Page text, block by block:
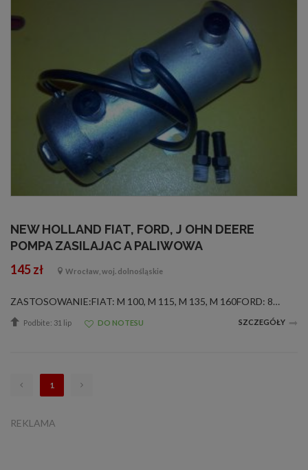
NEW HOLLAND FIAT, FORD, J OHN DEERE
POMPA ZASILAJAC A PALIWOWA
145 zł Wrocław, woj. dolnośląskie
ZASTOSOWANIE:FIAT: M 100, M 115, M 135, M 160FORD: 8160, 8260, 8360, 8560JOHN DEERE: 925, 935, 945, 952, 955, 965, 968, 975, 985, 1032, 1042, 1052, 1055, 1065, 1068, 1072, 1075OE:AZ27951, AR67543, 82006984Jesli potrzebna wysyłka ,to nie ma problemu-kos...
Podbite: 31 lip DO NOTESU SZCZEGÓŁY
1
REKLAMA